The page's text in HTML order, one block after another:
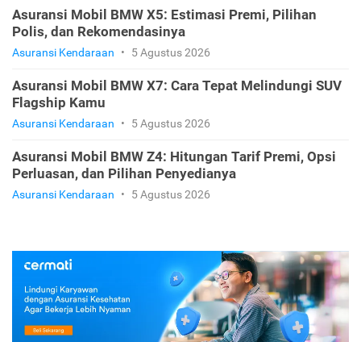
Asuransi Mobil BMW X5: Estimasi Premi, Pilihan
Polis, dan Rekomendasinya
Asuransi Kendaraan • 5 Agustus 2026
Asuransi Mobil BMW X7: Cara Tepat Melindungi SUV
Flagship Kamu
Asuransi Kendaraan • 5 Agustus 2026
Asuransi Mobil BMW Z4: Hitungan Tarif Premi, Opsi
Perluasan, dan Pilihan Penyedianya
Asuransi Kendaraan • 5 Agustus 2026